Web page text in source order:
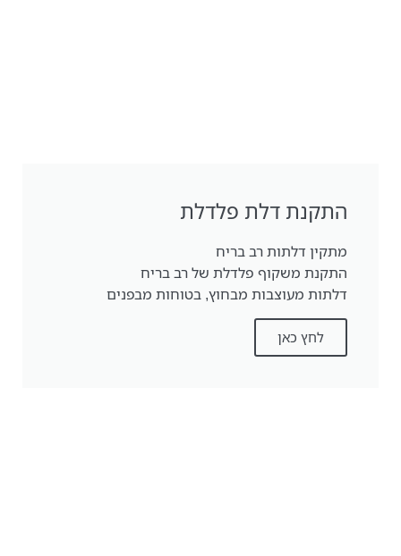
התקנת דלת פלדלת
מתקין דלתות רב בריח
התקנת משקוף פלדלת של רב בריח
דלתות מעוצבות מבחוץ, בטוחות מבפנים
לחץ כאן